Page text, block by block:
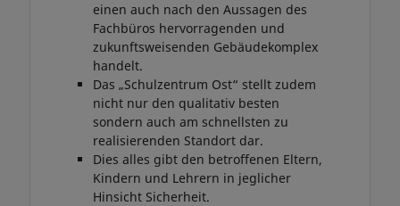
einen auch nach den Aussagen des
Fachbüros hervorragenden und
zukunftsweisenden Gebäudekomplex
handelt.
Das „Schulzentrum Ost“ stellt zudem
nicht nur den qualitativ besten
sondern auch am schnellsten zu
realisierenden Standort dar.
Dies alles gibt den betroffenen Eltern,
Kindern und Lehrern in jeglicher
Hinsicht Sicherheit.